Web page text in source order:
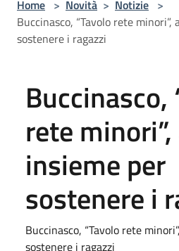
Home > Novità > Notizie >
Buccinasco, “Tavolo rete
sostenere i ragazzi
Buccinasco,
rete
insieme per
sostenere i
Buccinasco, “Tavolo rete
sostenere i ragazzi